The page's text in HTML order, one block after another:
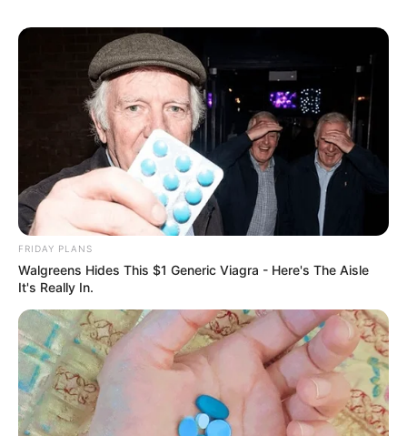
FRIDAY PLANS
Walgreens Hides This $1 Generic Viagra - Here's The Aisle
It's Really In.